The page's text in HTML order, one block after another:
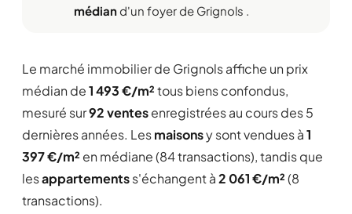
médiand'un foyer de Grignols .
Le marché immobilier de Grignols affiche un prix
médian de1 493 €/m²tous biens confondus,
mesuré sur92 ventesenregistrées au cours des 5
dernières années. Lesmaisonsy sont vendues à1
397 €/m² en médiane (84 transactions), tandis que
lesappartementss'échangent à2 061 €/m²(8
transactions).